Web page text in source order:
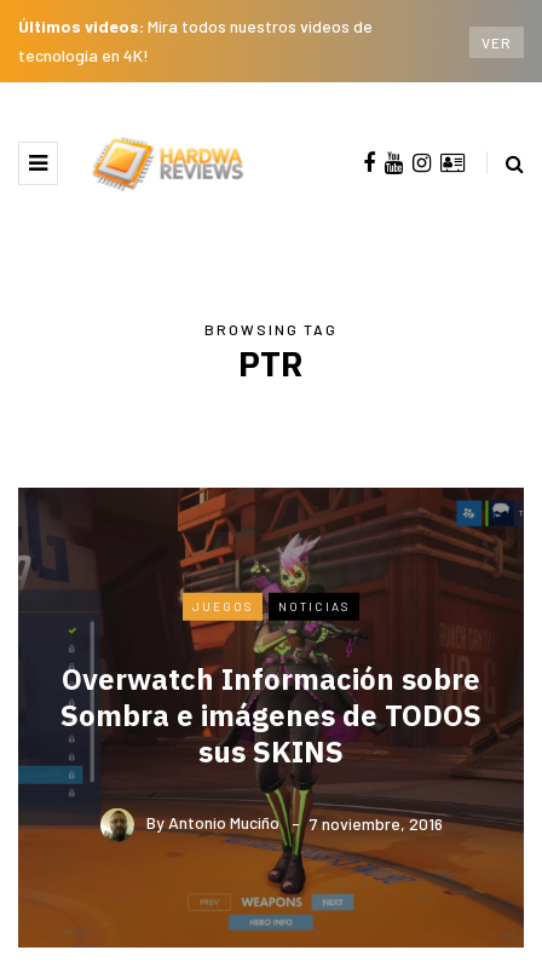
Últimos videos: Mira todos nuestros videos de
tecnología en 4K!
VER
BROWSING TAG
PTR
JUEGOS NOTICIAS
Overwatch Información sobre
Sombra e imágenes de TODOS
sus SKINS
ByAntonio Muciño 7 noviembre, 2016